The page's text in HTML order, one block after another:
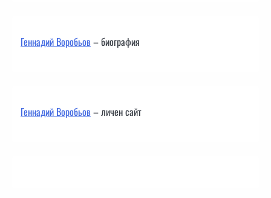
Геннадий Воробьов– биография
Геннадий Воробьов– личен сайт